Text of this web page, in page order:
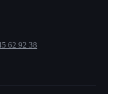
62 92 38